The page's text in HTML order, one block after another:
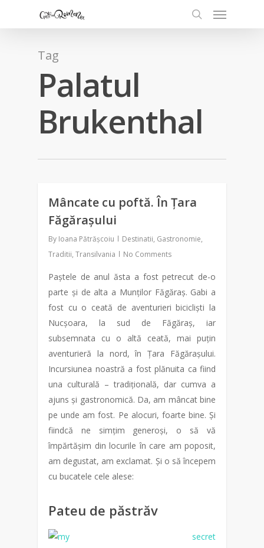
Tag
Palatul
Brukenthal
Mâncate cu poftă. În Țara
Făgărașului
By Ioana Pătrășcoiu Destinatii, Gastronomie,
Traditii, Transilvania No Comments
Paștele de anul ăsta a fost petrecut de-o
parte și de alta a Munților Făgăraș. Gabi a
fost cu o ceată de aventurieri bicicliști la
Nucșoara, la sud de Făgăraș, iar
subsemnata cu o altă ceată, mai puțin
aventurieră la nord, în Țara Făgărașului.
Incursiunea noastră a fost plănuita ca fiind
una culturală – tradițională, dar cumva a
ajuns și gastronomică. Da, am mâncat bine
pe unde am fost. Pe alocuri, foarte bine. Și
fiindcă ne simțim generoși, o să vă
împărtășim din locurile în care am poposit,
am degustat, am exclamat. Și o să începem
cu bucatele cele alese:
Pateu de păstrăv
0